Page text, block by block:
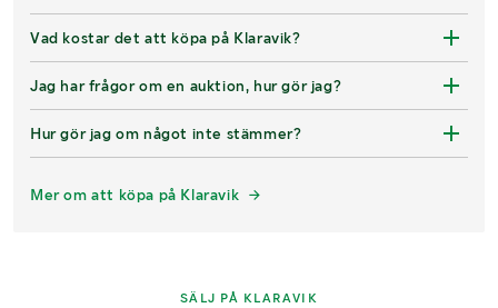
Vad kostar det att köpa på Klaravik?
Jag har frågor om en auktion, hur gör jag?
Hur gör jag om något inte stämmer?
Mer om att köpa på Klaravik
SÄLJ PÅ KLARAVIK